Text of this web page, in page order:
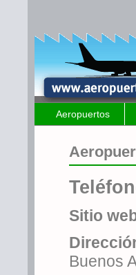
Aeropuertos
Sitio
Buenos